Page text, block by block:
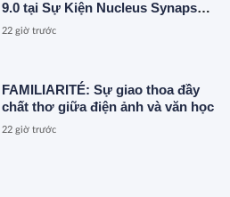
9.0 tại Sự Kiện Nucleus Synapse
Lần Đầu Tiên tại Việt Nam
22 giờ trước
FAMILIARITÉ: Sự giao thoa đầy
chất thơ giữa điện ảnh và văn học
22 giờ trước